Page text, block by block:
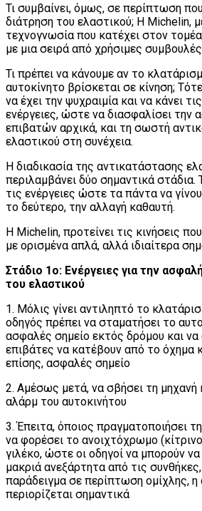
Τι συμβαίνει, όμως, σε περίπτωση
διάτρηση του ελαστικού; Η Michelin,
τεχνογνωσία που κατέχει στον
με μια σειρά από χρήσιμες
Τι πρέπει να κάνουμε αν το
αυτοκίνητο βρίσκεται σε κίνηση;
να έχει την ψυχραιμία και να κάνει
ενέργειες, ώστε να διασφαλίσει την
επιβατών αρχικά, και τη σωστή
ελαστικού στη συνέχεια.
H διαδικασία της αντικατάστασης
περιλαμβάνει δύο σημαντικά
τις ενέργειες ώστε τα πάντα να
το δεύτερο, την αλλαγή καθαυτή.
Η Michelin, προτείνει τις κινήσεις
με ορισμένα απλά, αλλά ιδιαίτερα
Στάδιο 1ο: Ενέργειες για την
του ελαστικού
1. Μόλις γίνει αντιληπτό το
οδηγός πρέπει να σταματήσει το
ασφαλές σημείο εκτός δρόμου και
επιβάτες να κατέβουν από το όχημα
επίσης, ασφαλές σημείο
2. Αμέσως μετά, να σβήσει τη μηχανή
αλάρμ του αυτοκινήτου
3. Έπειτα, όποιος πραγματοποιήσει
να φορέσει το ανοιχτόχρωμο
γιλέκο, ώστε οι οδηγοί να μπορούν
μακριά ανεξάρτητα από τις
παράδειγμα σε περίπτωση ομίχλης,
περιορίζεται σημαντικά